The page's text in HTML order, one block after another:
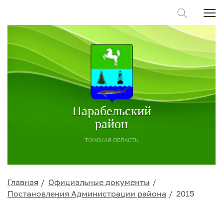
Парабельский
район
ТОМСКАЯ ОБЛАСТЬ
Главная
Официальные документы
Постановления Администрации района
2015